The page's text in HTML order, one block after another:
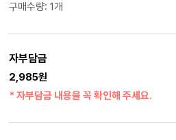
구매수량: 1개
자부담금
2,985원
* 자부담금 내용을 꼭 확인해 주세요.